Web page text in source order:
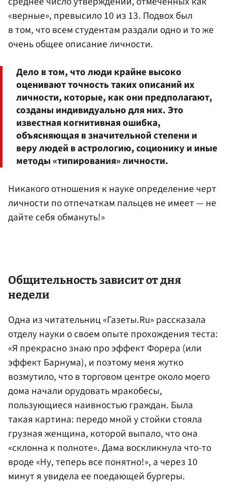
«верные», превысило 10 из 13. Подвох был
в том, что всем студентам раздали одно и то же
очень общее описание личности.
Дело в том, что люди крайне высоко
оценивают точность таких описаний их
личности, которые, как они предполагают,
созданы индивидуально для них. Это
известная когнитивная ошибка,
объясняющая в значительной степени и
веру людей в астрологию, соционику и иные
методы «типирования» личности.
Никакого отношения к науке определение черт
личности по отпечаткам пальцев не имеет — не
дайте себя обмануть!»
Общительность зависит от дня
недели
Одна из читательниц «Газеты.Ru» рассказала
отделу науки о своем опыте прохождения теста:
«Я прекрасно знаю про эффект Форера (или
эффект Барнума), и поэтому меня жутко
возмутило, что в торговом центре около моего
дома начали орудовать мракобесы,
пользующиеся наивностью граждан. Была
такая картина: передо мной у стойки стояла
грузная женщина, которой выпало, что она
«склонна к полноте». Дама воскликнула что-то
вроде «Ну, теперь все понятно!», а через 10
минут я увидела ее поедающей бургеры.